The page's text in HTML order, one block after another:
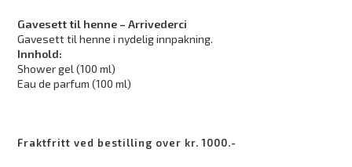
Gavesett til henne – Arrivederci
Gavesett til henne i nydelig innpakning.
Innhold:
Shower gel (100 ml)
Eau de parfum (100 ml)
Fraktfritt ved bestilling over kr. 1000.-